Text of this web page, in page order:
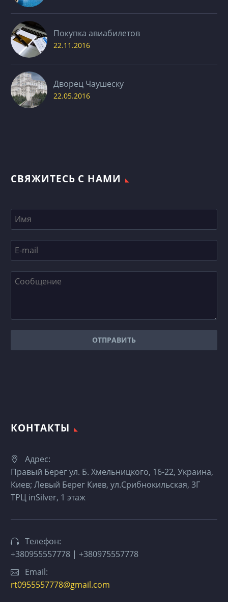
Покупка авиабилетов
22.11.2016
Дворец Чаушеску
22.05.2016
СВЯЖИТЕСЬ С НАМИ
КОНТАКТЫ
Адрес:
Правый Берег ул. Б. Хмельницкого, 16-22, Украина,
Киев; Левый Берег Киев, ул.Срибнокильская, 3Г
ТРЦ inSilver, 1 этаж
Телефон:
+380955557778 | +380975557778
Email:
rt0955557778@gmail.com